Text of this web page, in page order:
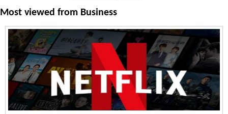
Most viewed from Business